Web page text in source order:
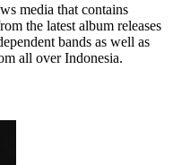
media that contains
the latest album releases
bands as well as
all over Indonesia.